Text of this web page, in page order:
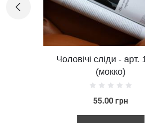
Чоловічі сліди - арт. 180-4